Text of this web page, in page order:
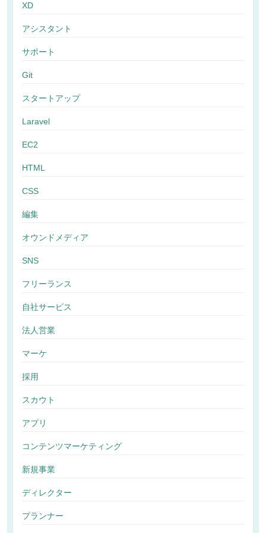
XD
アシスタント
サポート
Git
スタートアップ
Laravel
EC2
HTML
CSS
編集
オウンドメディア
SNS
フリーランス
自社サービス
法人営業
マーケ
採用
スカウト
アプリ
コンテンツマーケティング
新規事業
ディレクター
プランナー